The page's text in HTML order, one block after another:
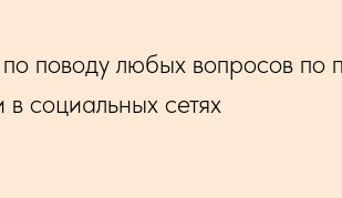
поводу любых вопросов по
в социальных сетях